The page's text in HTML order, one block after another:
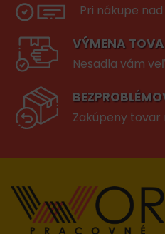
Pri nákupe
VÝMENA
Nesadla vám
Zakúpeny